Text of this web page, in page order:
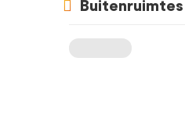
Buitenruimtes